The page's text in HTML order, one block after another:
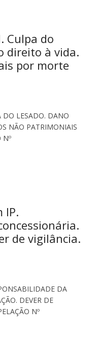
Culpa do
direito à vida.
por morte
DO LESADO. DANO
NÃO PATRIMONIAIS
Nº
IP.
de vigilância.
DA
DEVER DE
Nº